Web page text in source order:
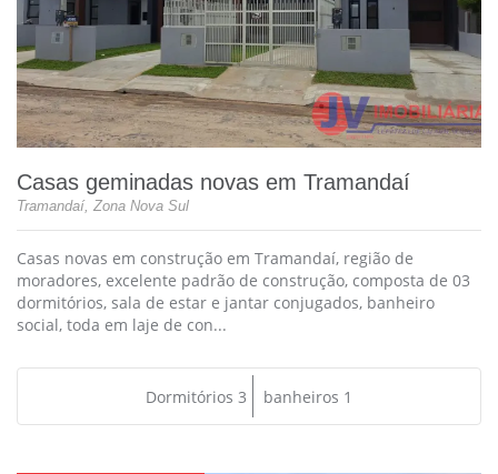
Casas geminadas novas em Tramandaí
Tramandaí, Zona Nova Sul
Casas novas em construção em Tramandaí, região de
moradores, excelente padrão de construção, composta de 03
dormitórios, sala de estar e jantar conjugados, banheiro
social, toda em laje de con...
Dormitórios 3 banheiros 1